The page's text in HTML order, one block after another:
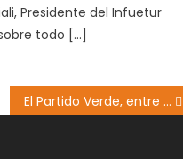
Presidente del Infuetur
todo […]
El Partido Verde, entre reuniones con el FPV y las candidaturas